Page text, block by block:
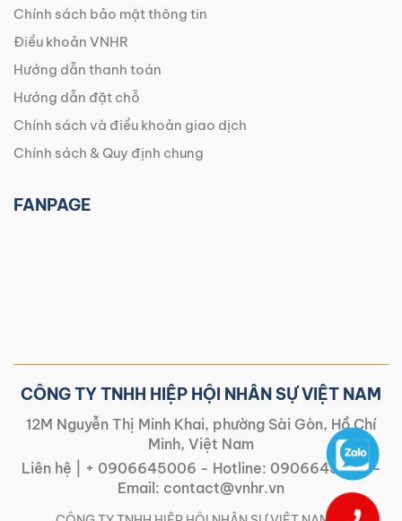
Chính sách bảo mật thông tin
Điều khoản VNHR
Hướng dẫn thanh toán
Hướng dẫn đặt chỗ
Chính sách và điều khoản giao dịch
Chính sách & Quy định chung
FANPAGE
CÔNG TY TNHH HIỆP HỘI NHÂN SỰ VIỆT NAM
12M Nguyễn Thị Minh Khai, phường Sài Gòn, Hồ Chí
Minh, Việt Nam
Liên hệ |
+ 0906645006 - Hotline: 0906645006-
Email: contact@vnhr.vn